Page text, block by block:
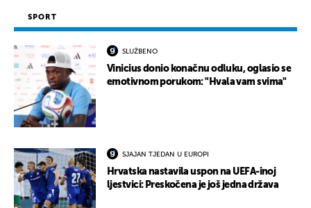
SPORT
SLUŽBENO
Vinicius donio konačnu odluku, oglasio se
emotivnom porukom: "Hvala vam svima"
SJAJAN TJEDAN U EUROPI
Hrvatska nastavila uspon na UEFA-inoj
ljestvici: Preskočena je još jedna država